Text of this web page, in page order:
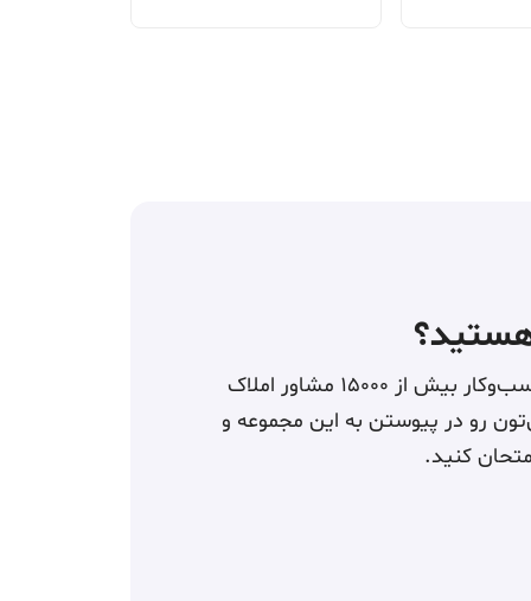
۲نبش باعث توسعۀ کسب‌وکار بیش از ۱۵۰۰۰ مشاور املاک
رو در پیوستن به این مجموعه و
کنید.